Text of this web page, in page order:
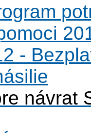
-
návrat